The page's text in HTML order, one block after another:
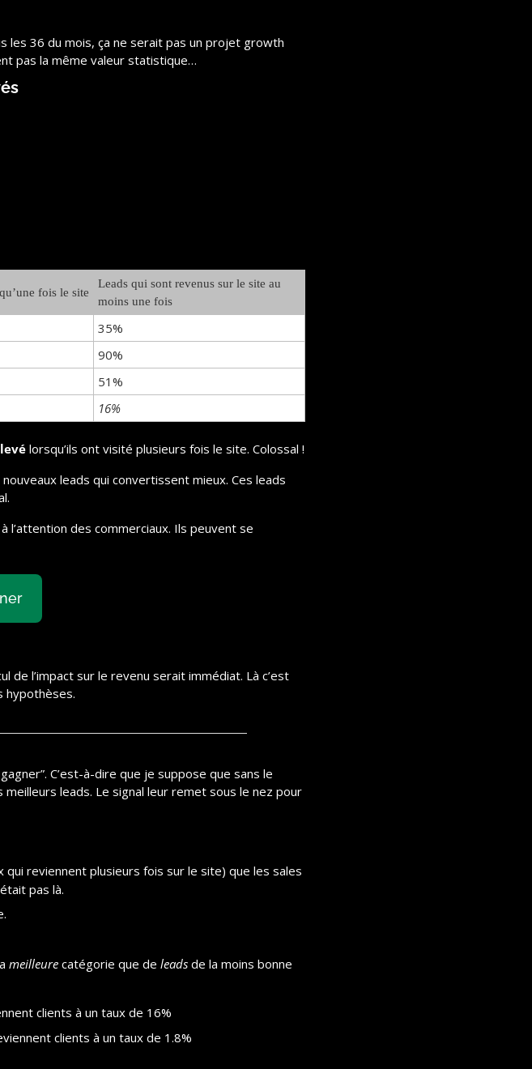
les 36 du mois, ça ne serait pas un projet growth
pas la même valeur statistique…
fois le site
Leads qui sont revenus sur le site au
moins une fois
35%
90%
51%
16%
lorsqu’ils ont visité plusieurs fois le site. Colossal !
leads qui convertissent mieux. Ces leads
l’attention des commerciaux. Ils peuvent se
de l’impact sur le revenu serait immédiat. Là c’est
C’est-à-dire que je suppose que sans le
leads. Le signal leur remet sous le nez pour
reviennent plusieurs fois sur le site) que les sales
pas là.
meilleure catégorie que de leads de la moins bonne
clients à un taux de 16%
clients à un taux de 1.8%